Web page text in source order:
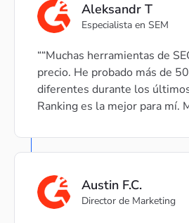
Aleksandr T
Especialista en SEM
“Muchas herramientas de
precio. He probado más de
diferentes durante los
Ranking es la mejor para mí.
Austin F.C.
Director de Marketing